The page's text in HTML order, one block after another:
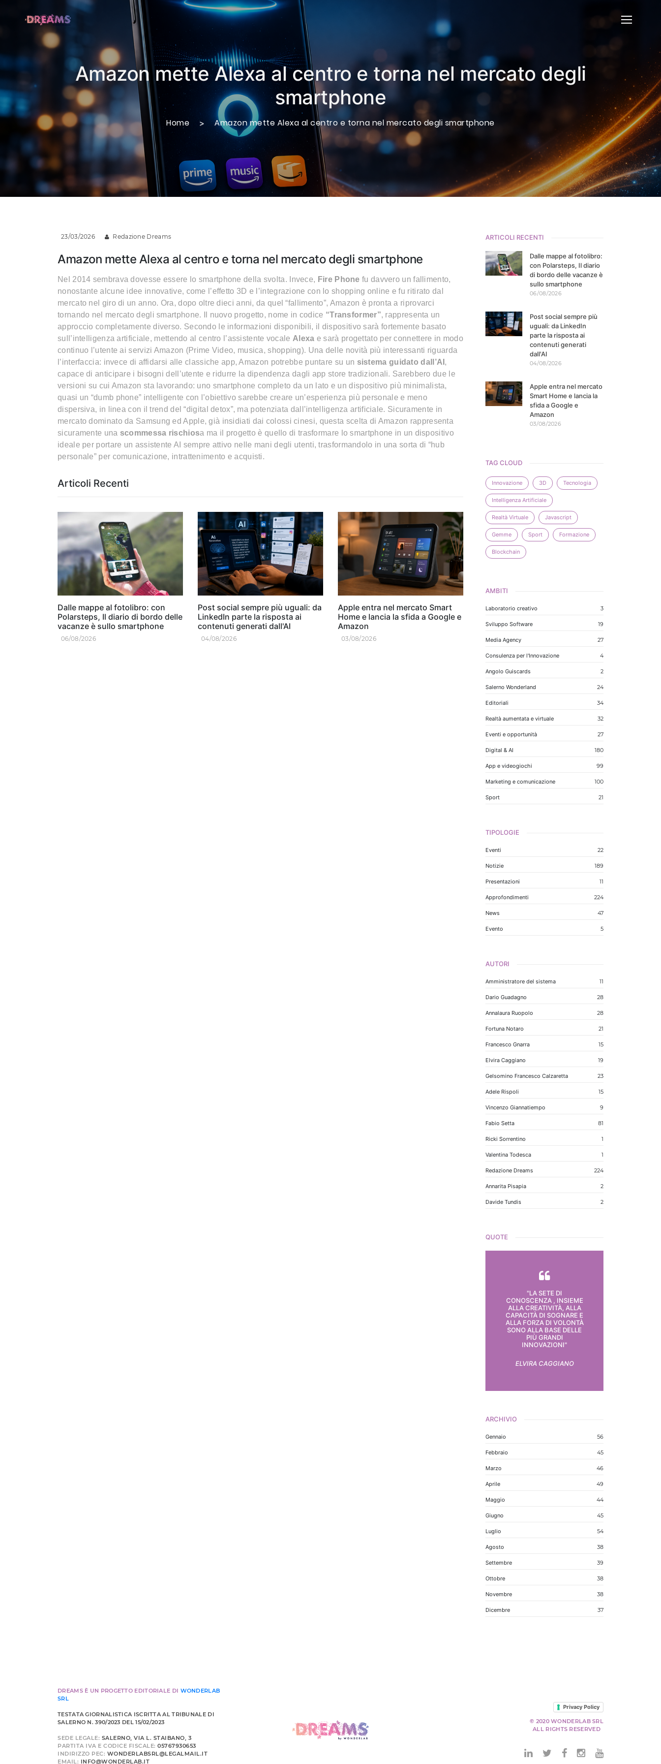
Amazon mette Alexa al centro e torna nel mercato degli
smartphone
Home Amazon mette Alexa al centro e torna nel mercato degli smartphone
23/03/2026 Redazione Dreams
Amazon mette Alexa al centro e torna nel mercato degli smartphone
Nel 2014 sembrava dovesse essere lo smartphone della svolta. Invece, Fire Phone fu davvero un fallimento,
nonostante alcune idee innovative, come l’effetto 3D e l’integrazione con lo shopping online e fu ritirato dal
mercato nel giro di un anno. Ora, dopo oltre dieci anni, da quel “fallimento”, Amazon è pronta a riprovarci
tornando nel mercato degli smartphone. Il nuovo progetto, nome in codice “Transformer”, rappresenta un
approccio completamente diverso. Secondo le informazioni disponibili, il dispositivo sarà fortemente basato
sull’intelligenza artificiale, mettendo al centro l’assistente vocale Alexa e sarà progettato per connettere in modo
continuo l’utente ai servizi Amazon (Prime Video, musica, shopping). Una delle novità più interessanti riguarda
l’interfaccia: invece di affidarsi alle classiche app, Amazon potrebbe puntare su un sistema guidato dall’AI ,
capace di anticipare i bisogni dell’utente e ridurre la dipendenza dagli app store tradizionali. Sarebbero due le
versioni su cui Amazon sta lavorando: uno smartphone completo da un lato e un dispositivo più minimalista,
quasi un “dumb phone” intelligente con l’obiettivo sarebbe creare un’esperienza più personale e meno
dispersiva, in linea con il trend del “digital detox”, ma potenziata dall’intelligenza artificiale. Sicuramente in
mercato dominato da Samsung ed Apple, già insidiati dai colossi cinesi, questa scelta di Amazon rappresenta
sicuramente una scommessa rischiosa ma il progetto è quello di trasformare lo smartphone in un dispositivo
ideale per portare un assistente AI sempre attivo nelle mani degli utenti, trasformandolo in una sorta di “hub
personale” per comunicazione, intrattenimento e acquisti.
Articoli Recenti
Dalle mappe al fotolibro: con
Polarsteps, Il diario di bordo delle
vacanze è sullo smartphone
06/08/2026
Post social sempre più uguali: da
LinkedIn parte la risposta ai
contenuti generati dall'AI
04/08/2026
Apple entra nel mercato Smart
Home e lancia la sfida a Google e
Amazon
03/08/2026
ARTICOLI RECENTI
Dalle mappe al fotolibro:
con Polarsteps, Il diario
di bordo delle vacanze è
sullo smartphone
06/08/2026
Post social sempre più
uguali: da LinkedIn
parte la risposta ai
contenuti generati
dall'AI
04/08/2026
Apple entra nel mercato
Smart Home e lancia la
sfida a Google e
Amazon
03/08/2026
TAG CLOUD
Innovazione 3D Tecnologia
Intelligenza Artificiale
Realtà Virtuale Javascript
Gemme Sport Formazione
Blockchain
AMBITI
Laboratorio creativo 3
Sviluppo Software 19
Media Agency 27
Consulenza per l'Innovazione 4
Angolo Guiscards 2
Salerno Wonderland 24
Editoriali 34
Realtà aumentata e virtuale 32
Eventi e opportunità 27
Digital & AI 180
App e videogiochi 99
Marketing e comunicazione 100
Sport 21
TIPOLOGIE
Eventi 22
Notizie 189
Presentazioni 11
Approfondimenti 224
News 47
Evento 5
AUTORI
Amministratore del sistema 11
Dario Guadagno 28
Annalaura Ruopolo 28
Fortuna Notaro 21
Francesco Gnarra 15
Elvira Caggiano 19
Gelsomino Francesco Calzaretta 23
Adele Rispoli 15
Vincenzo Giannatiempo 9
Fabio Setta 81
Ricki Sorrentino 1
Valentina Todesca 1
Redazione Dreams 224
Annarita Pisapia 2
Davide Tundis 2
QUOTE
"LA SETE DI
CONOSCENZA , INSIEME
ALLA CREATIVITÀ, ALLA
CAPACITÀ DI SOGNARE E
ALLA FORZA DI VOLONTÀ
SONO ALLA BASE DELLE
PIÙ GRANDI
INNOVAZIONI"
ELVIRA CAGGIANO
ARCHIVIO
Gennaio 56
Febbraio 45
Marzo 46
Aprile 49
Maggio 44
Giugno 45
Luglio 54
Agosto 38
Settembre 39
Ottobre 38
Novembre 38
Dicembre 37
DREAMS È UN PROGETTO EDITORIALE DI WONDERLAB
SRL
TESTATA GIORNALISTICA ISCRITTA AL TRIBUNALE DI
SALERNO N. 390/2023 DEL 15/02/2023
SEDE LEGALE: SALERNO, VIA L. STAIBANO, 3
PARTITA IVA E CODICE FISCALE: 05767930653
INDIRIZZO PEC: WONDERLABSRL@LEGALMAIL.IT
EMAIL: INFO@WONDERLAB.IT
Privacy Policy
© 2020 WONDERLAB SRL
ALL RIGHTS RESERVED